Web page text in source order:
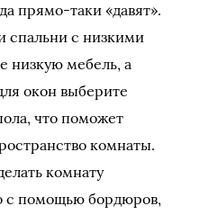
прямо-таки «давят».
спальни с низкими
низкую мебель, а
окон выберите
что поможет
комнаты.
комнату
с помощью бордюров,